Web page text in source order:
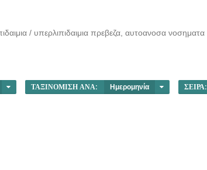
/ υπερλιπιδαιμια πρεβεζα, αυτοανοσα νοσηματα
ΤΑΞΙΝΌΜΙΣΗ ΑΝΆ: Ημερομηνία ΣΕΙΡΆ: